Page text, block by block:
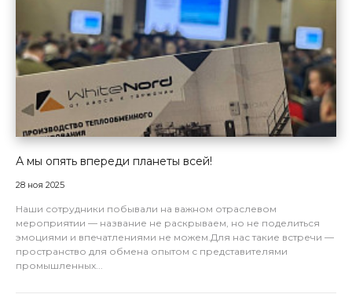
А мы опять впереди планеты всей!
28 ноя 2025
Наши сотрудники побывали на важном отраслевом
мероприятии — название не раскрываем, но не поделиться
эмоциями и впечатлениями не можем.Для нас такие встречи —
пространство для обмена опытом с представителями
промышленных...